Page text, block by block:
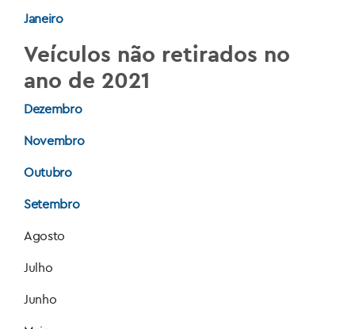
Janeiro
Veículos não retirados no
ano de 2021
Dezembro
Novembro
Outubro
Setembro
Agosto
Julho
Junho